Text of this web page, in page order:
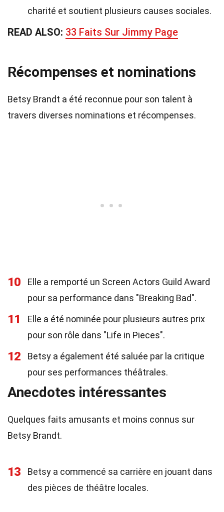
charité et soutient plusieurs causes sociales.
READ ALSO: 33 Faits Sur Jimmy Page
Récompenses et nominations
Betsy Brandt a été reconnue pour son talent à
travers diverses nominations et récompenses.
10
Elle a remporté un Screen Actors Guild Award
pour sa performance dans "Breaking Bad".
11
Elle a été nominée pour plusieurs autres prix
pour son rôle dans "Life in Pieces".
12
Betsy a également été saluée par la critique
pour ses performances théâtrales.
Anecdotes intéressantes
Quelques faits amusants et moins connus sur
Betsy Brandt.
13
Betsy a commencé sa carrière en jouant dans
des pièces de théâtre locales.